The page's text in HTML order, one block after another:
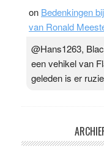
on Bedenkingen
van Ronald
@Hans1263,
een vehikel van
geleden is er